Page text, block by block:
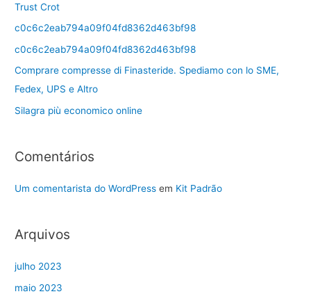
Trust Crot
c0c6c2eab794a09f04fd8362d463bf98
c0c6c2eab794a09f04fd8362d463bf98
Comprare compresse di Finasteride. Spediamo con lo SME,
Fedex, UPS e Altro
Silagra più economico online
Comentários
Um comentarista do WordPress em Kit Padrão
Arquivos
julho 2023
maio 2023